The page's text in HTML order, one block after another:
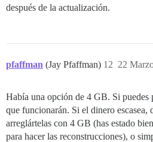
después de la actualización.
pfaffman (Jay Pfaffman) 22
12
Había una opción de 4 GB. Si
que funcionarán. Si el dinero escasea,
arreglártelas con 4 GB (has estado
para hacer las reconstrucciones), o